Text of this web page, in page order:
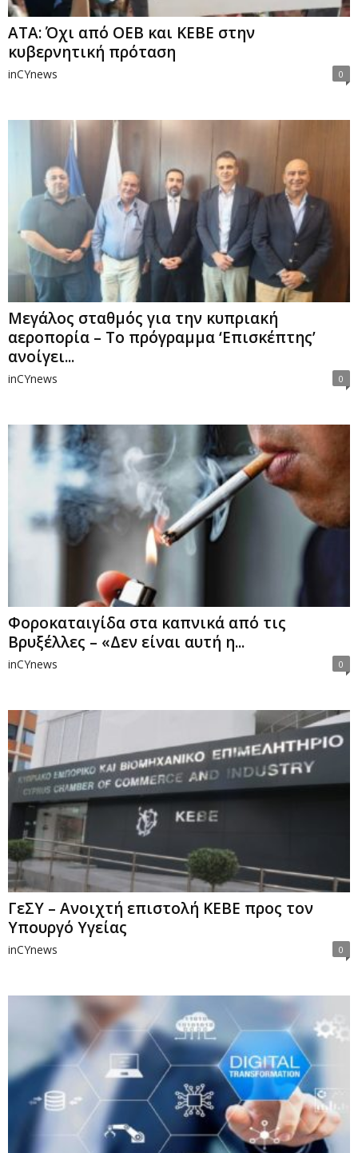
ΑΤΑ: Όχι από ΟΕΒ και ΚΕΒΕ στην
κυβερνητική πρόταση
inCYnews 0
Μεγάλος σταθμός για την κυπριακή
αεροπορία – Το πρόγραμμα ‘Επισκέπτης’
ανοίγει...
inCYnews 0
Φοροκαταιγίδα στα καπνικά από τις
Βρυξέλλες – «Δεν είναι αυτή η...
inCYnews 0
ΓεΣΥ – Ανοιχτή επιστολή ΚΕΒΕ προς τον
Υπουργό Υγείας
inCYnews 0